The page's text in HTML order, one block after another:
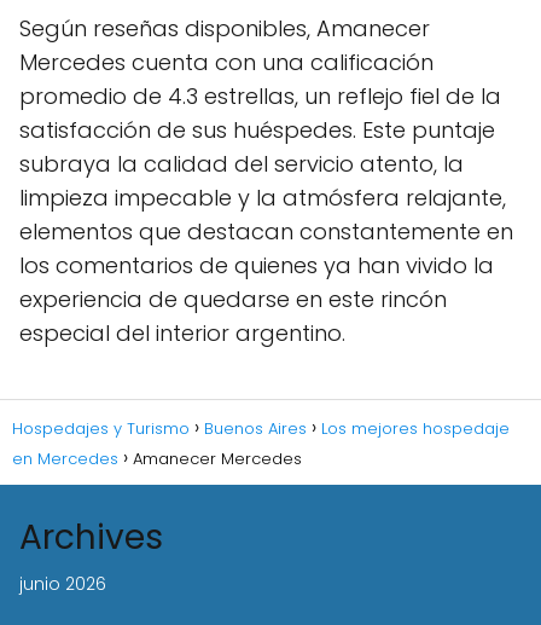
Según reseñas disponibles, Amanecer
Mercedes cuenta con una calificación
promedio de 4.3 estrellas, un reflejo fiel de la
satisfacción de sus huéspedes. Este puntaje
subraya la calidad del servicio atento, la
limpieza impecable y la atmósfera relajante,
elementos que destacan constantemente en
los comentarios de quienes ya han vivido la
experiencia de quedarse en este rincón
especial del interior argentino.
Hospedajes y Turismo Buenos Aires
Los mejores hospedaje
en Mercedes
Amanecer Mercedes
Archives
junio 2026